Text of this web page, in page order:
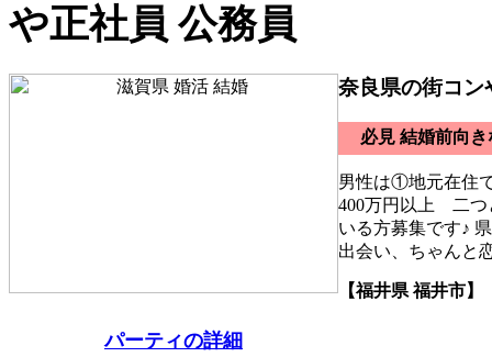
や正社員 公務員
奈良県の街コン
必見 結婚前向
男性は①地元在住
400万円以上 二つ
いる方募集です♪
出会い、ちゃんと
【福井県 福井市】
パーティの詳細